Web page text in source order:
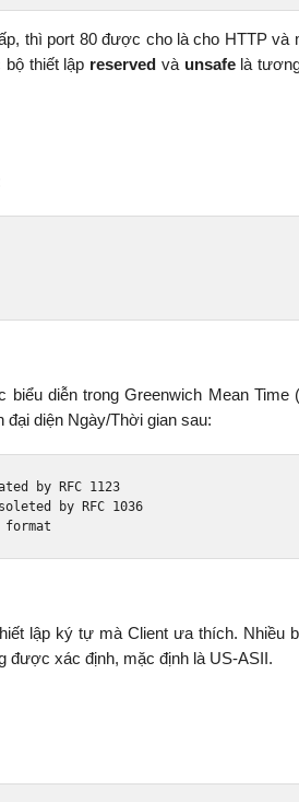
thì port 80 được cho là cho HTTP và
bộ thiết lập reserved và unsafelà tương
biểu diễn trong Greenwich Mean
diện Ngày/Thời gian sau:
by RFC 1123
by RFC 1036
lập ký tự mà Client ưa thích. Nhiều
được xác định, mặc định là US-ASII.